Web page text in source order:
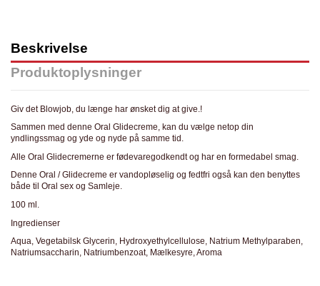
Beskrivelse
Produktoplysninger
Giv det Blowjob, du længe har ønsket dig at give.!
Sammen med denne Oral Glidecreme, kan du vælge netop din
yndlingssmag og yde og nyde på samme tid.
Alle Oral Glidecremerne er fødevaregodkendt og har en formedabel smag.
Denne Oral / Glidecreme er vandopløselig og fedtfri også kan den benyttes
både til Oral sex og Samleje.
100 ml.
Ingredienser
Aqua, Vegetabilsk Glycerin, Hydroxyethylcellulose, Natrium Methylparaben,
Natriumsaccharin, Natriumbenzoat, Mælkesyre, Aroma